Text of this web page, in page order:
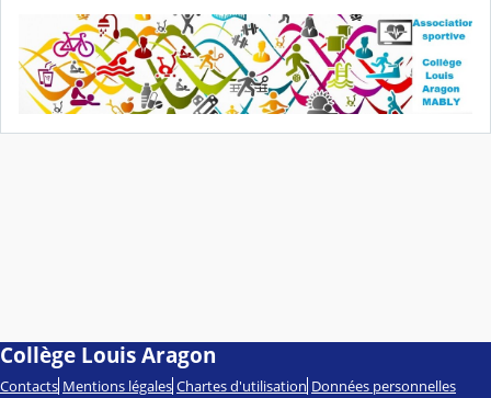
Collège Louis Aragon
Contacts Mentions légales Chartes d'utilisation Données personnelles